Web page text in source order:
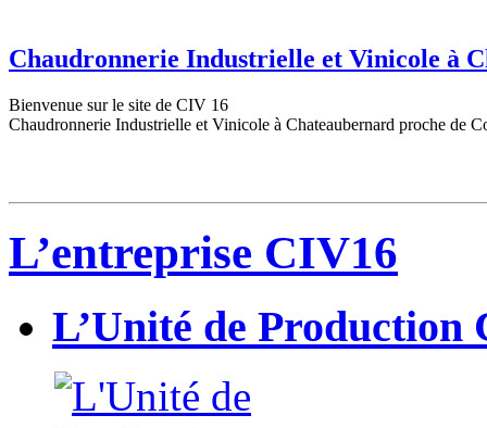
Chaudronnerie Industrielle et Vinicole à
Bienvenue sur le site de CIV 16
Chaudronnerie Industrielle et Vinicole à Chateaubernard proche de
L’entreprise CIV16
L’Unité de Production